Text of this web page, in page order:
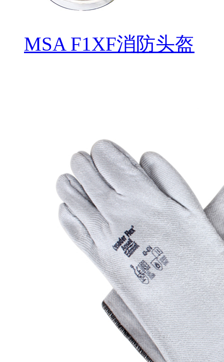
MSA F1XF消防头盔